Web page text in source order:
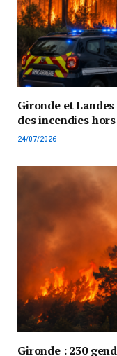
Gironde et
des incendies
24/07/2026
Gironde : 230